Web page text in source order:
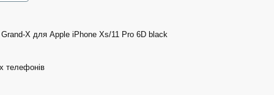
X для Apple iPhone Xs/11 Pro 6D black
телефонів